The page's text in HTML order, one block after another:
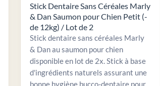
Stick Dentaire Sans Céréales Marly
& Dan Saumon pour Chien Petit (-
de 12kg) / Lot de 2
Stick dentaire sans céréales Marly
& Dan au saumon pour chien
disponible en lot de 2x. Stick à base
d'ingrédients naturels assurant une
bonne hygiène bucco-dentaire pour